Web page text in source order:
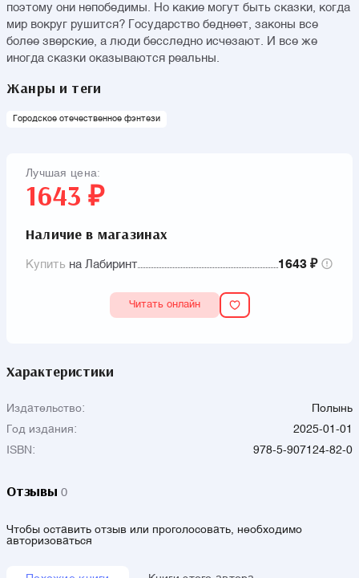
поэтому они непобедимы. Но какие могут быть сказки, когда
мир вокруг рушится? Государство беднеет, законы все
более зверские, а люди бесследно исчезают. И все же
иногда сказки оказываются реальны.
Жанры и теги
Городское отечественное фэнтези
Лучшая цена:
1643 ₽
Наличие в магазинах
Купить на Лабиринт 1643 ₽
Читать онлайн
Характеристики
Издательство:
Полынь
Год издания:
2025-01-01
ISBN:
978-5-907124-82-0
Отзывы 0
Чтобы оставить отзыв или проголосовать, необходимо
авторизоваться